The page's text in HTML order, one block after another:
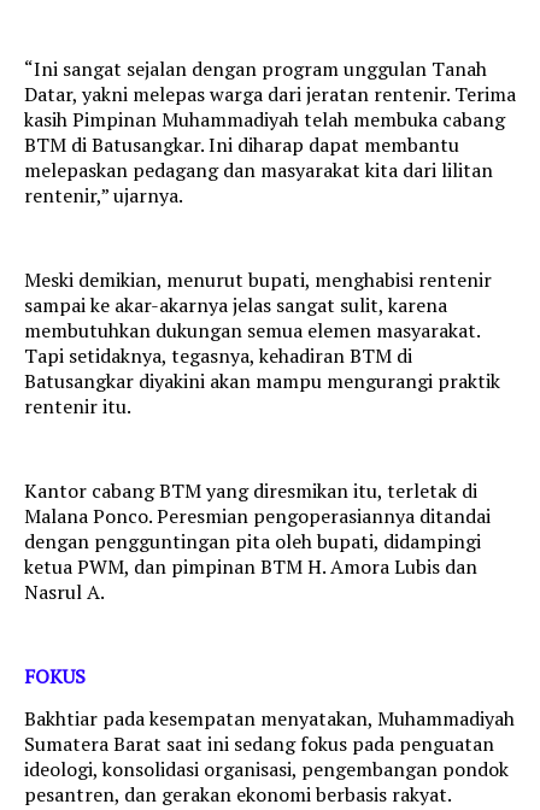
“Ini sangat sejalan dengan program unggulan Tanah
Datar, yakni melepas warga dari jeratan rentenir. Terima
kasih Pimpinan Muhammadiyah telah membuka cabang
BTM di Batusangkar. Ini diharap dapat membantu
melepaskan pedagang dan masyarakat kita dari lilitan
rentenir,” ujarnya.
Meski demikian, menurut bupati, menghabisi rentenir
sampai ke akar-akarnya jelas sangat sulit, karena
membutuhkan dukungan semua elemen masyarakat.
Tapi setidaknya, tegasnya, kehadiran BTM di
Batusangkar diyakini akan mampu mengurangi praktik
rentenir itu.
Kantor cabang BTM yang diresmikan itu, terletak di
Malana Ponco. Peresmian pengoperasiannya ditandai
dengan pengguntingan pita oleh bupati, didampingi
ketua PWM, dan pimpinan BTM H. Amora Lubis dan
Nasrul A.
FOKUS
Bakhtiar pada kesempatan menyatakan, Muhammadiyah
Sumatera Barat saat ini sedang fokus pada penguatan
ideologi, konsolidasi organisasi, pengembangan pondok
pesantren, dan gerakan ekonomi berbasis rakyat.